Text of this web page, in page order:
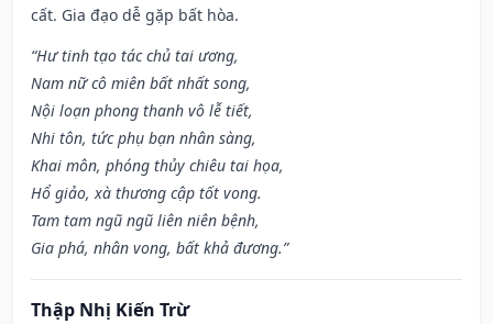
cất. Gia đạo dễ gặp bất hòa.
“Hư tinh tạo tác chủ tai ương,
Nam nữ cô miên bất nhất song,
Nội loạn phong thanh vô lễ tiết,
Nhi tôn, tức phụ bạn nhân sàng,
Khai môn, phóng thủy chiêu tai họa,
Hổ giảo, xà thương cập tốt vong.
Tam tam ngũ ngũ liên niên bệnh,
Gia phá, nhân vong, bất khả đương.”
Thập Nhị Kiến Trừ